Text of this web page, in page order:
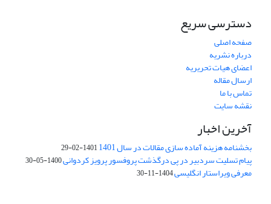
دسترسی سریع
صفحه اصلی
درباره نشریه
اعضای هیات تحریریه
ارسال مقاله
تماس با ما
نقشه سایت
آخرین اخبار
بخشنامه هزینه آماده سازی مقالات در سال 1401 1401-02-29
پیام تسلیت سردبیر در پی درگذشت پروفسور پرویز کردوانی1400-05-30
معرفی ویراستار انگلیسی1404-11-30